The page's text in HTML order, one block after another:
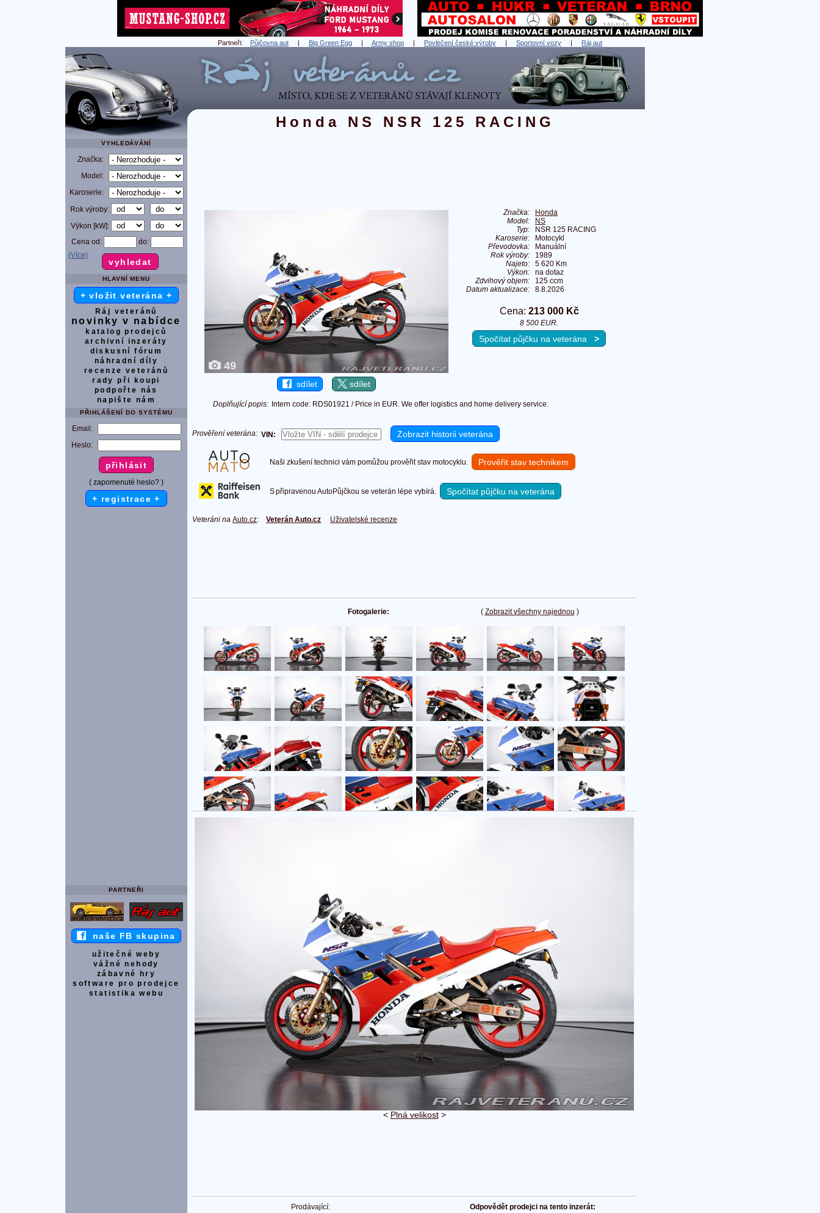
Partneři: Půjčovna aut | Big Green Egg | Army shop | Povlečení české výroby | Sportovní vozy | Ráj aut
Honda NS NSR 125 RACING
VYHLEDÁVÁNÍ
Značka:
Model:
Karoserie:
Rok výroby:
Výkon [kW]:
Cena od:
do:
(Více)
HLAVNÍ MENU
+ vložit veterána +
Ráj veteránů
novinky v nabídce
katalog prodejců
archivní inzeráty
diskusní fórum
náhradní díly
recenze veteránů
rady při koupi
podpořte nás
napište nám
PŘIHLÁŠENÍ DO SYSTÉMU
Email:
Heslo:
( zapomenuté heslo? )
+ registrace +
PARTNEŘI
naše FB skupina
užitečné weby
vážné nehody
zábavné hry
software pro prodejce
statistika webu
49
sdílet sdílet
Značka:
Honda
Model:
NS
Typ:
NSR 125 RACING
Karoserie:
Motocykl
Převodovka:
Manuální
Rok výroby:
1989
Najeto:
5 620 Km
Výkon:
na dotaz
Zdvihový objem:
125 ccm
Datum aktualizace:
8.8.2026
Cena: 213 000 Kč
8 500 EUR.
Spočítat půjčku na veterána >
Doplňující popis: Intern code: RDS01921 / Price in EUR. We offer logistics and home delivery service.
Prověření veterána: VIN:
Naši zkušení technici vám pomůžou prověřit stav motocyklu. Prověřit stav technikem
S připravenou AutoPůjčkou se veterán lépe vybírá. Spočítat půjčku na veterána
Veteráni na Auto.cz: Veterán Auto.cz Uživatelské recenze
( Zobrazit všechny najednou )
Fotogalerie:
< Plná velikost>
Prodávající:
Odpovědět prodejci na tento inzerát: